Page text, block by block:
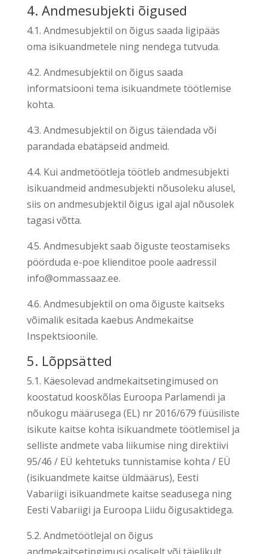
4. Andmesubjekti õigused
4.1. Andmesubjektil on õigus saada ligipääs
oma isikuandmetele ning nendega tutvuda.
4.2. Andmesubjektil on õigus saada
informatsiooni tema isikuandmete töötlemise
kohta.
4.3. Andmesubjektil on õigus täiendada või
parandada ebatäpseid andmeid.
4.4. Kui andmetöötleja töötleb andmesubjekti
isikuandmeid andmesubjekti nõusoleku alusel,
siis on andmesubjektil õigus igal ajal nõusolek
tagasi võtta.
4.5. Andmesubjekt saab õiguste teostamiseks
pöörduda e-poe klienditoe poole aadressil
info@ommassaaz.ee.
4.6. Andmesubjektil on oma õiguste kaitseks
võimalik esitada kaebus Andmekaitse
Inspektsioonile.
5. Lõppsätted
5.1. Käesolevad andmekaitsetingimused on
koostatud kooskõlas Euroopa Parlamendi ja
nõukogu määrusega (EL) nr 2016/679 füüsiliste
isikute kaitse kohta isikuandmete töötlemisel ja
selliste andmete vaba liikumise ning direktiivi
95/46 / EÜ kehtetuks tunnistamise kohta / EÜ
(isikuandmete kaitse üldmäärus), Eesti
Vabariigi isikuandmete kaitse seadusega ning
Eesti Vabariigi ja Euroopa Liidu õigusaktidega.
5.2. Andmetöötlejal on õigus